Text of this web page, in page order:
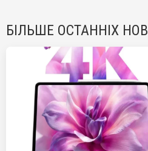
БІЛЬШЕ ОСТАННІХ